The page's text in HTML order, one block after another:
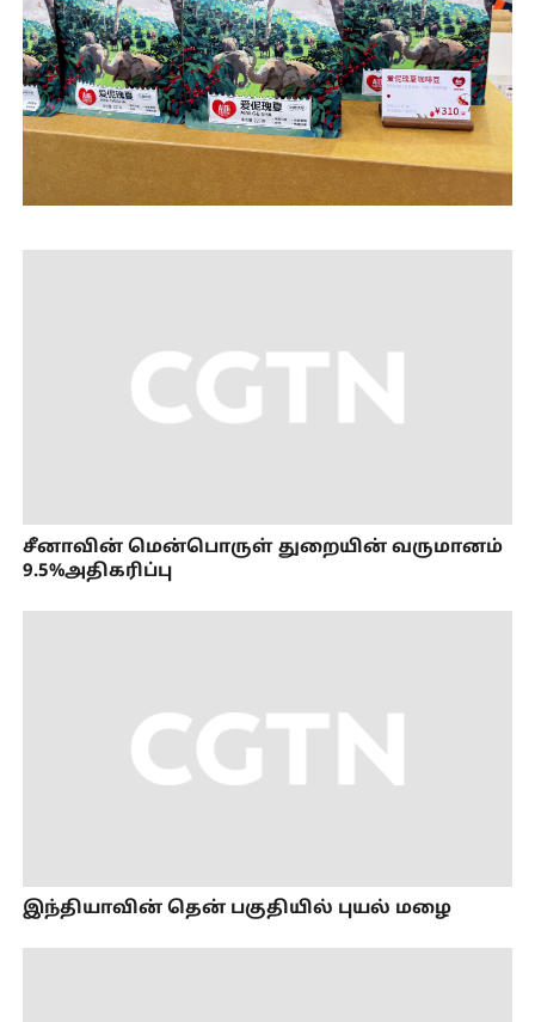
சீனாவின் மென்பொருள் துறையின் வருமானம்
9.5%அதிகரிப்பு
இந்தியாவின் தென் பகுதியில் புயல் மழை